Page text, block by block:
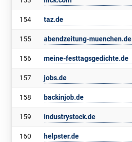
154 taz.de
155 abendzeitung-muenchen.de
156 meine-festtagsgedichte.de
157 jobs.de
158 backinjob.de
159 industrystock.de
160 helpster.de